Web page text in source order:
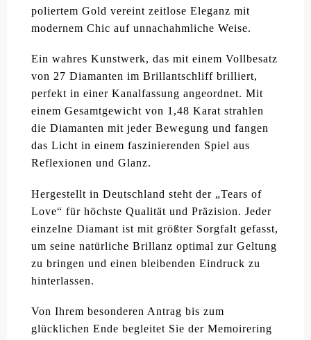
poliertem Gold vereint zeitlose Eleganz mit
modernem Chic auf unnachahmliche Weise.
Ein wahres Kunstwerk, das mit einem Vollbesatz
von 27 Diamanten im Brillantschliff brilliert,
perfekt in einer Kanalfassung angeordnet. Mit
einem Gesamtgewicht von 1,48 Karat strahlen
die Diamanten mit jeder Bewegung und fangen
das Licht in einem faszinierenden Spiel aus
Reflexionen und Glanz.
Hergestellt in Deutschland steht der „Tears of
Love“ für höchste Qualität und Präzision. Jeder
einzelne Diamant ist mit größter Sorgfalt gefasst,
um seine natürliche Brillanz optimal zur Geltung
zu bringen und einen bleibenden Eindruck zu
hinterlassen.
Von Ihrem besonderen Antrag bis zum
glücklichen Ende begleitet Sie der Memoirering